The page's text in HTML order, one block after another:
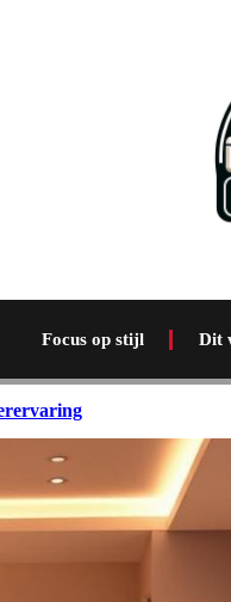
Focus op stijl Dit